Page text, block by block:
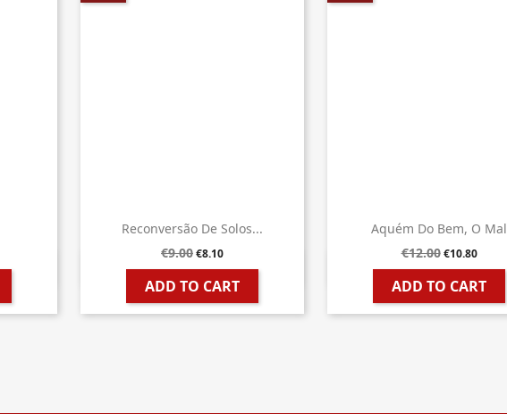
Reconversão De Solos...
€9.00€8.10
ADD TO CART
 Quick view
Aquém Do Bem, O Mal
€12.00 €10.80
ADD TO CART
 Quick view